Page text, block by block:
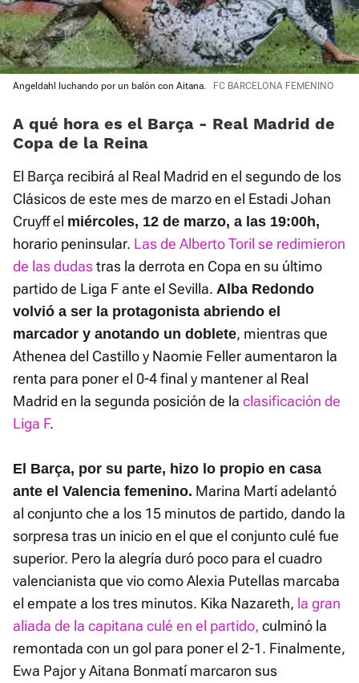
Angeldahl luchando por un balón con Aitana. FC BARCELONA FEMENINO
A qué hora es el Barça - Real Madrid de
Copa de la Reina
El Barça recibirá al Real Madrid en el segundo de los
Clásicos de este mes de marzo en el Estadi Johan
Cruyff el miércoles, 12 de marzo, a las 19:00h,
horario peninsular. Las de Alberto Toril se redimieron
de las dudastras la derrota en Copa en su último
partido de Liga F ante el Sevilla. Alba Redondo
volvió a ser la protagonista abriendo el
marcador y anotando un doblete, mientras que
Athenea del Castillo y Naomie Feller aumentaron la
renta para poner el 0-4 final y mantener al Real
Madrid en la segunda posición de la clasificación de
Liga F.
El Barça, por su parte, hizo lo propio en casa
ante el Valencia femenino. Marina Martí adelantó
al conjunto che a los 15 minutos de partido, dando la
sorpresa tras un inicio en el que el conjunto culé fue
superior. Pero la alegría duró poco para el cuadro
valencianista que vio como Alexia Putellas marcaba
el empate a los tres minutos. Kika Nazareth, la gran
aliada de la capitana culé en el partido, culminó la
remontada con un gol para poner el 2-1. Finalmente,
Ewa Pajor y Aitana Bonmatí marcaron sus